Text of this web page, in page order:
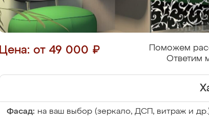
Цена: от 49 000 ₽
Поможем
Ответим
Фасад: на ваш выбор (зеркало, ДСП, витраж и